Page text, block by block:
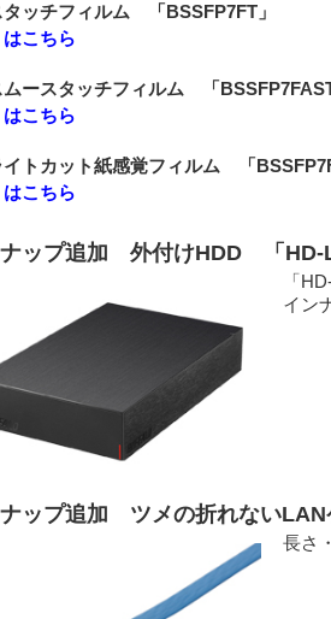
タッチフィルム 「BSSFP7FT」
こちら
ースタッチフィルム 「BSSFP7FAST
こちら
イトカット紙感覚フィルム 「
こちら
ップ追加 外付けHDD 「HD-
「
イン
ップ追加 ツメの折れないLAN
長さ